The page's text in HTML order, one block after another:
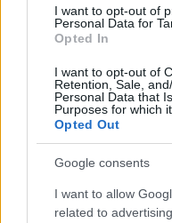
I want to opt-out of
Personal Data for
Opted In
I want to opt-out of
Retention, Sale,
Personal Data that
Purposes for which
Opted Out
Google consents
I want to allow
related to
KERTÉSZ ÉS
(
Carillo